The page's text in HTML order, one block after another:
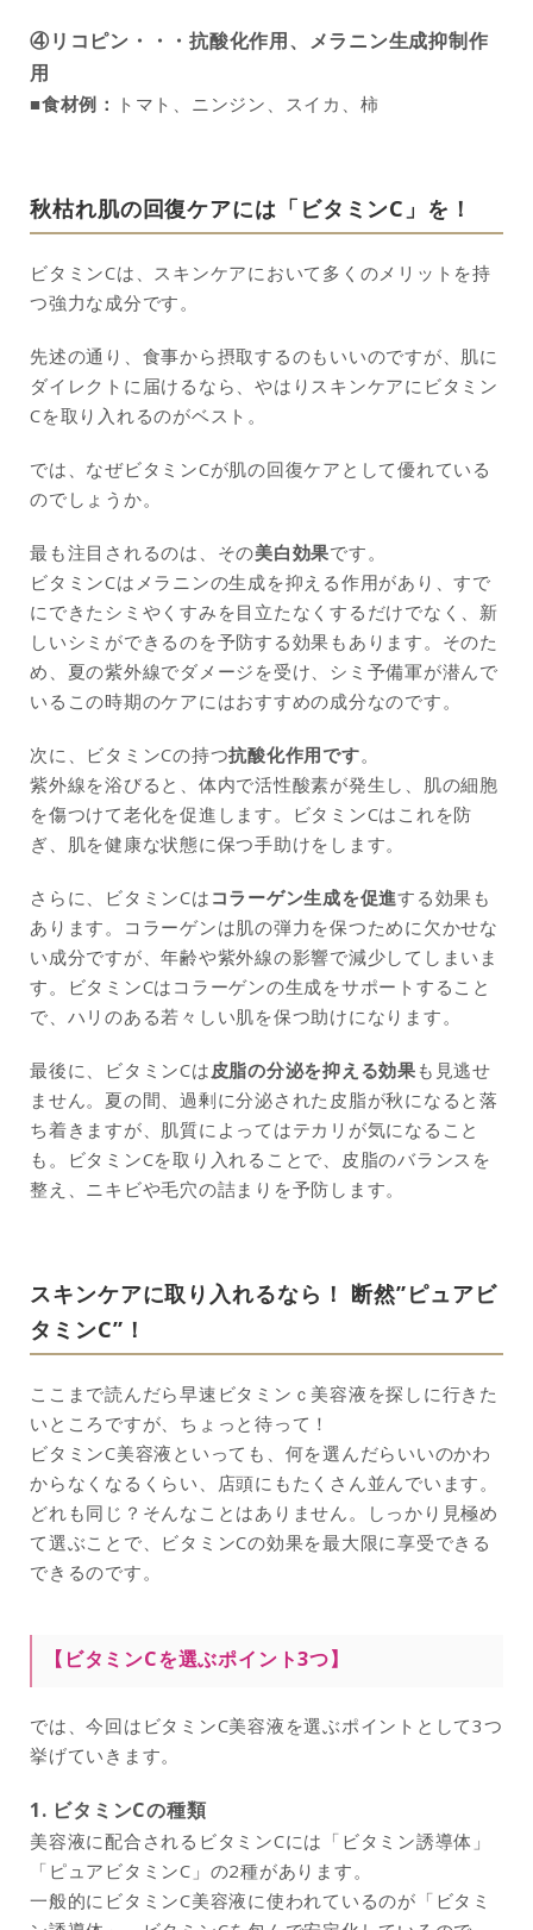
④リコピン・・・抗酸化作用、メラニン生成抑制作
用
■食材例： トマト、ニンジン、スイカ、柿
秋枯れ肌の回復ケアには「ビタミンC」を！
ビタミンCは、スキンケアにおいて多くのメリットを持
つ強力な成分です。
先述の通り、食事から摂取するのもいいのですが、肌に
ダイレクトに届けるなら、やはりスキンケアにビタミン
Cを取り入れるのがベスト。
では、なぜビタミンCが肌の回復ケアとして優れている
のでしょうか。
最も注目されるのは、その美白効果です。
ビタミンCはメラニンの生成を抑える作用があり、すで
にできたシミやくすみを目立たなくするだけでなく、新
しいシミができるのを予防する効果もあります。そのた
め、夏の紫外線でダメージを受け、シミ予備軍が潜んで
いるこの時期のケアにはおすすめの成分なのです。
次に、ビタミンCの持つ抗酸化作用です。
紫外線を浴びると、体内で活性酸素が発生し、肌の細胞
を傷つけて老化を促進します。ビタミンCはこれを防
ぎ、肌を健康な状態に保つ手助けをします。
さらに、ビタミンCは コラーゲン生成を促進する効果も
あります。コラーゲンは肌の弾力を保つために欠かせな
い成分ですが、年齢や紫外線の影響で減少してしまいま
す。ビタミンCはコラーゲンの生成をサポートすること
で、ハリのある若々しい肌を保つ助けになります。
最後に、ビタミンCは皮脂の分泌を抑える効果 も見逃せ
ません。夏の間、過剰に分泌された皮脂が秋になると落
ち着きますが、肌質によってはテカリが気になること
も。ビタミンCを取り入れることで、皮脂のバランスを
整え、ニキビや毛穴の詰まりを予防します。
スキンケアに取り入れるなら！ 断然”ピュアビ
タミンC”！
ここまで読んだら早速ビタミンｃ美容液を探しに行きた
いところですが、ちょっと待って！
ビタミンC美容液といっても、何を選んだらいいのかわ
からなくなるくらい、店頭にもたくさん並んでいます。
どれも同じ？そんなことはありません。しっかり見極め
て選ぶことで、ビタミンCの効果を最大限に享受できる
できるのです。
【ビタミンCを選ぶポイント3つ】
では、今回はビタミンC美容液を選ぶポイントとして3つ
挙げていきます。
1. ビタミンCの種類
美容液に配合されるビタミンCには「ビタミン誘導体」
「ピュアビタミンC」の2種があります。
一般的にビタミンC美容液に使われているのが「ビタミ